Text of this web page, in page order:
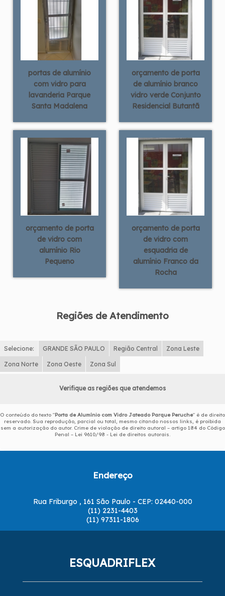
portas de alumínio
com vidro para
lavanderia Parque
Santa Madalena
orçamento de porta
de alumínio branco
vidro verde Conjunto
Residencial Butantã
orçamento de porta
de vidro com
alumínio Rio
Pequeno
orçamento de porta
de vidro com
esquadria de
alumínio Franco da
Rocha
Regiões de Atendimento
Selecione: GRANDE SÃO PAULO Região Central Zona Leste
Zona Norte Zona Oeste Zona Sul
Verifique as regiões que atendemos
O conteúdo do texto "Porta de Alumínio com Vidro Jateado Parque Peruche" é de direito
reservado. Sua reprodução, parcial ou total, mesmo citando nossos links, é proibida
sem a autorização do autor. Crime de violação de direito autoral – artigo 184 do Código
Penal – Lei 9610/98 - Lei de direitos autorais
Endereço
Rua Friburgo , 161 São Paulo - CEP: 02440-000
(11) 2231-4403
(11) 97311-1806
ESQUADRIFLEX